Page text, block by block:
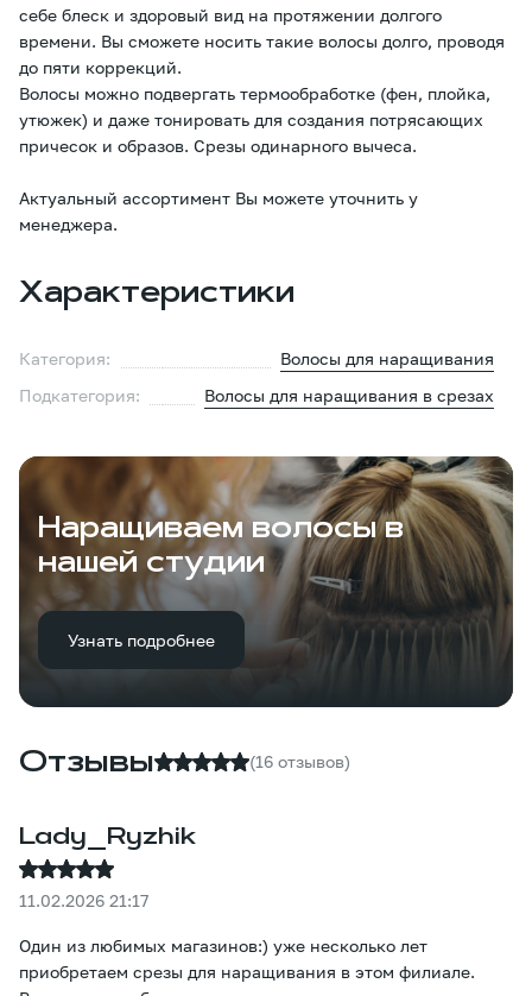
себе блеск и здоровый вид на протяжении долгого
времени. Вы сможете носить такие волосы долго, проводя
до пяти коррекций.
Волосы можно подвергать термообработке (фен, плойка,
утюжек) и даже тонировать для создания потрясающих
причесок и образов. Срезы одинарного вычеса.
Актуальный ассортимент Вы можете уточнить у
менеджера.
Характеристики
Категория:
Волосы для наращивания
Подкатегория:
Волосы для наращивания в срезах
Наращиваем волосы в
нашей студии
Узнать подробнее
Отзывы (16 отзывов)
Lady_Ryzhik
11.02.2026 21:17
Один из любимых магазинов:) уже несколько лет
приобретаем срезы для наращивания в этом филиале.